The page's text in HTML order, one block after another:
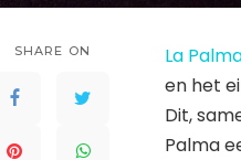
Saint-Barthélemy
St. Kitts en Nevis
Trinidad en Tobago
Turks- en Caicoseilanden
SHARE ON La
en het
Dit,
Palma